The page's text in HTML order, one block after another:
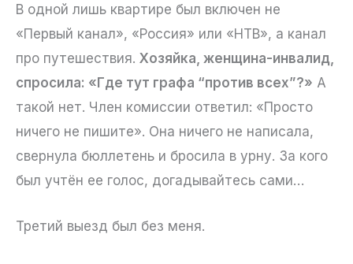
В одной лишь квартире был включен не
«Первый канал», «Россия» или «НТВ», а канал
про путешествия. Хозяйка, женщина-инвалид,
спросила: «Где тут графа “против всех”?» А
такой нет. Член комиссии ответил: «Просто
ничего не пишите». Она ничего не написала,
свернула бюллетень и бросила в урну. За кого
был учтён ее голос, догадывайтесь сами…
Третий выезд был без меня.